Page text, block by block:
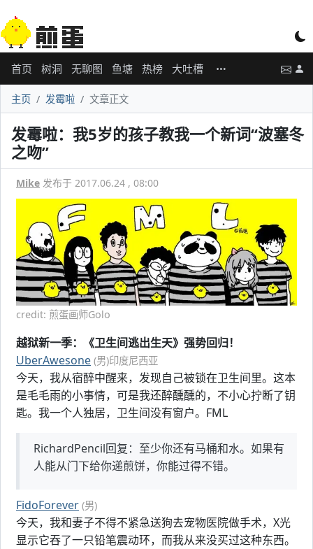
首页 树洞 无聊图 鱼塘 热榜 大吐槽
主页 发霉啦 文章正文
发霉啦：我5岁的孩子教我一个新词“波塞冬
之吻”
Mike 发布于 2017.06.24 , 08:00
credit: 煎蛋画师Golo
越狱新一季：《卫生间逃出生天》强势回归！
UberAwesone (男)印度尼西亚
今天，我从宿醉中醒来，发现自己被锁在卫生间里。这本
是毛毛雨的小事情，可是我还醉醺醺的，不小心拧断了钥
匙。我一个人独居，卫生间没有窗户。FML
RichardPencil回复：至少你还有马桶和水。如果有
人能从门下给你递煎饼，你能过得不错。
FidoForever (男)
今天，我和妻子不得不紧急送狗去宠物医院做手术，X光
显示它吞了一只铅笔震动环，而我从来没买过这种东西。